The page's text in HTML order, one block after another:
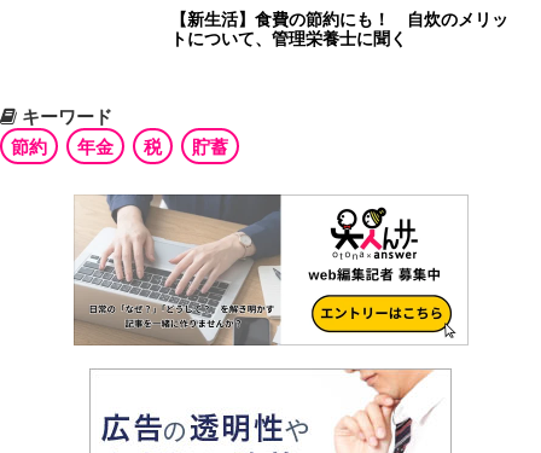
【新生活】食費の節約にも！ 自炊のメリッ
トについて、管理栄養士に聞く
キーワード
節約
年金 税 貯蓄